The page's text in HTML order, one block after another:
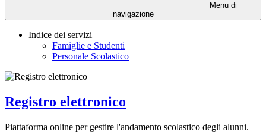
Menu di
navigazione
Indice dei servizi
Famiglie e Studenti
Personale Scolastico
Registro elettronico
Piattaforma online per gestire l'andamento scolastico degli alunni.